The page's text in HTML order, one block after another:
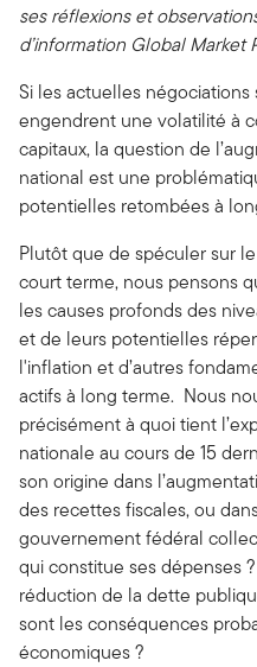
ses réflexions et
d’information Global Market
Si les actuelles
engendrent une volatilité à
capitaux, la question de
national est une
potentielles retombées à
Plutôt que de spéculer sur
court terme, nous pensons
les causes profonds des
et de leurs potentielles
l'inflation et d’autres
actifs à long terme. Nous
précisément à quoi tient
nationale au cours de 15
son origine dans
des recettes fiscales, ou
gouvernement fédéral
qui constitue ses dépenses
réduction de la dette
sont les conséquences
économiques ?